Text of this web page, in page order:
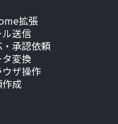
拡張
ル送信
承認依頼
変換
ウザ操作
成